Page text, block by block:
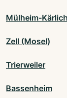
Mülheim-Kärlich
Zell (Mosel)
Trierweiler
Bassenheim